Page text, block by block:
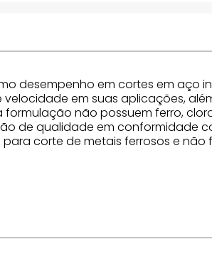
desempenho em cortes em aço
em suas aplicações,
não possuem ferro,
de qualidade em conformidade
corte de metais ferrosos e não